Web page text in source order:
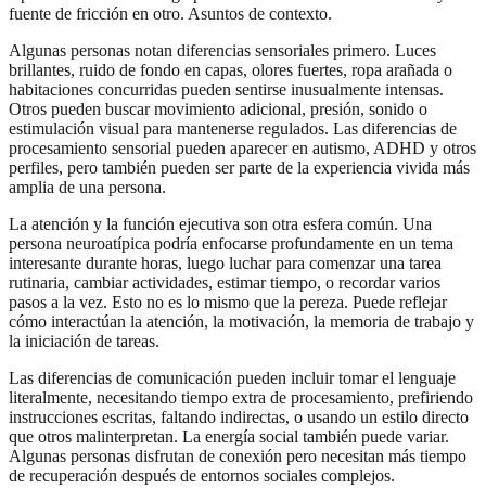
fuente de fricción en otro. Asuntos de contexto.
Algunas personas notan diferencias sensoriales primero. Luces
brillantes, ruido de fondo en capas, olores fuertes, ropa arañada o
habitaciones concurridas pueden sentirse inusualmente intensas.
Otros pueden buscar movimiento adicional, presión, sonido o
estimulación visual para mantenerse regulados. Las diferencias de
procesamiento sensorial pueden aparecer en autismo, ADHD y otros
perfiles, pero también pueden ser parte de la experiencia vivida más
amplia de una persona.
La atención y la función ejecutiva son otra esfera común. Una
persona neuroatípica podría enfocarse profundamente en un tema
interesante durante horas, luego luchar para comenzar una tarea
rutinaria, cambiar actividades, estimar tiempo, o recordar varios
pasos a la vez. Esto no es lo mismo que la pereza. Puede reflejar
cómo interactúan la atención, la motivación, la memoria de trabajo y
la iniciación de tareas.
Las diferencias de comunicación pueden incluir tomar el lenguaje
literalmente, necesitando tiempo extra de procesamiento, prefiriendo
instrucciones escritas, faltando indirectas, o usando un estilo directo
que otros malinterpretan. La energía social también puede variar.
Algunas personas disfrutan de conexión pero necesitan más tiempo
de recuperación después de entornos sociales complejos.